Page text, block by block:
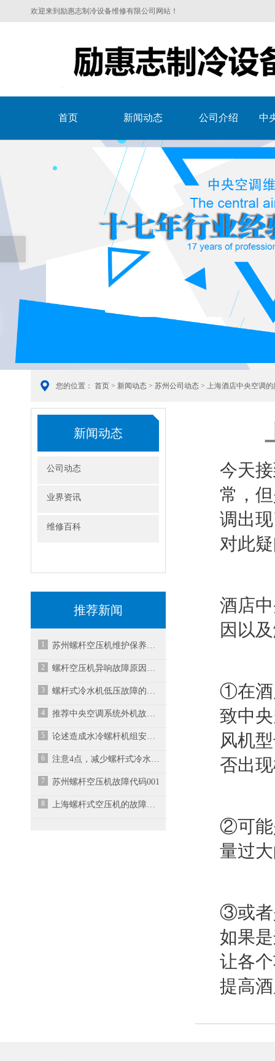
欢迎来到励惠志制冷设备维修有限公司网站！
首页 新闻动态 公司介绍 中
您的位置： 首页 > 新闻动态 > 苏州公司动态 > 上海酒店中央空调
新闻动态
公司动态
业界资讯
维修百科
推荐新闻
1 苏州螺杆空压机维护保养时这些问题需要了解
2 螺杆空压机异响故障原因与解决方案之二
3 螺杆式冷水机低压故障的维修办法
4 推荐中央空调系统外机故障维修方法
5 论述造成水冷螺杆机组安全阀冲开的原因
6 注意4点，减少螺杆式冷水机故障率
7 苏州螺杆空压机故障代码001
8 上海螺杆式空压机的故障维修
今天
常，
调出
对此
酒店
因以
①在酒
致中
风机
否出
②可能
量过
③或者
如果
让各
提高